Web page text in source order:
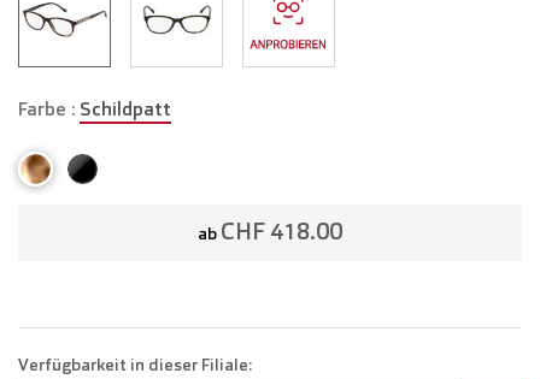
Farbe : Schildpatt
ab CHF 418.00
Verfügbarkeit in dieser Filiale: